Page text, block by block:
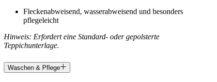
Fleckenabweisend, wasserabweisend und besonders
pflegeleicht
Hinweis: Erfordert eine Standard- oder gepolsterte
Teppichunterlage.
Waschen & Pflege